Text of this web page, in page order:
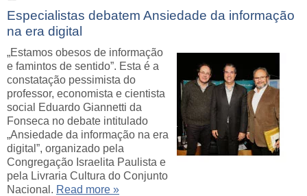
Especialistas debatem Ansiedade da informação
na era digital
„Estamos obesos de informação
e famintos de sentido”. Esta é a
constatação pessimista do
professor, economista e cientista
social Eduardo Giannetti da
Fonseca no debate intitulado
„Ansiedade da informação na era
digital”, organizado pela
Congregação Israelita Paulista e
pela Livraria Cultura do Conjunto
Nacional. Read more »